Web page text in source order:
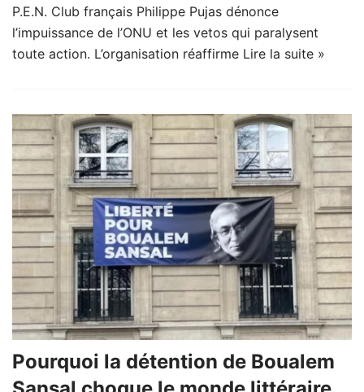
P.E.N. Club français Philippe Pujas dénonce
l’impuissance de l’ONU et les vetos qui paralysent
toute action. L’organisation réaffirme Lire la suite »
Pourquoi la détention de Boualem